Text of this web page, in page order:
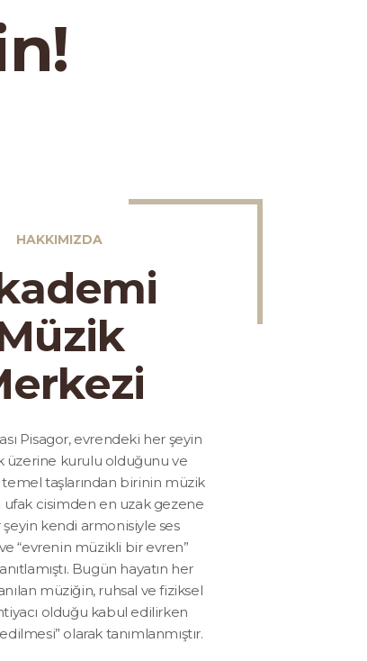
HAKKIMIZDA
Pisagor, evrendeki her şeyin
üzerine kurulu olduğunu ve
taşlarından birinin müzik
ufak cisimden en uzak gezene
şeyin kendi armonisiyle ses
ve “evrenin müzikli bir evren”
Bugün hayatın her
müziğin, ruhsal ve fiziksel
olduğu kabul edilirken
olarak tanımlanmıştır.